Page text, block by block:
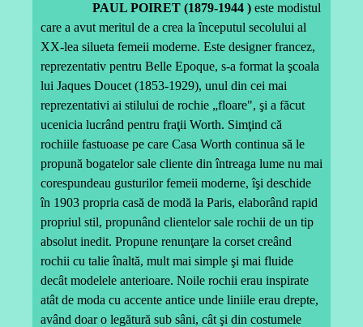
PAUL POIRET (1879-1944 ) este modistul
care a avut meritul de a crea la începutul secolului al
XX-lea silueta femeii moderne. Este designer francez,
reprezentativ pentru Belle Epoque, s-a format la şcoala
lui Jaques Doucet (1853-1929), unul din cei mai
reprezentativi ai stilului de rochie „floare", şi a făcut
ucenicia lucrând pentru fraţii Worth. Simţind că
rochiile fastuoase pe care Casa Worth continua să le
propună bogatelor sale cliente din întreaga lume nu mai
corespundeau gusturilor femeii moderne, îşi deschide
în 1903 propria casă de modă la Paris, elaborând rapid
propriul stil, propunând clientelor sale rochii de un tip
absolut inedit. Propune renunţare la corset creând
rochii cu talie înaltă, mult mai simple şi mai fluide
decât modelele anterioare. Noile rochii erau inspirate
atât de moda cu accente antice unde liniile erau drepte,
având doar o legătură sub sâni, cât şi din costumele